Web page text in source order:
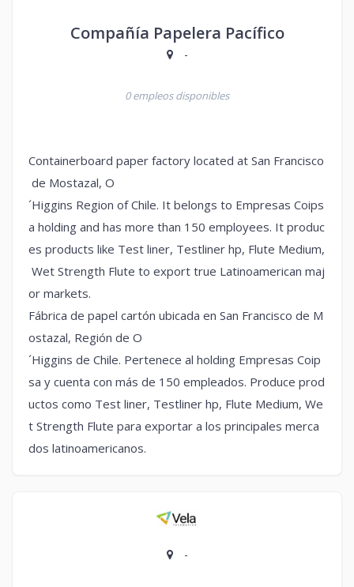
Compañía Papelera Pacífico
-
0 empleos disponibles
Containerboard paper factory located at San Francisco
de Mostazal, O
´Higgins Region of Chile. It belongs to Empresas Coips
a holding and has more than 150 employees. It produc
es products like Test liner, Testliner hp, Flute Medium,
Wet Strength Flute to export true Latinoamerican maj
or markets.
Fábrica de papel cartón ubicada en San Francisco de M
ostazal, Región de O
´Higgins de Chile. Pertenece al holding Empresas Coip
sa y cuenta con más de 150 empleados. Produce prod
uctos como Test liner, Testliner hp, Flute Medium, We
t Strength Flute para exportar a los principales merca
dos latinoamericanos.
-